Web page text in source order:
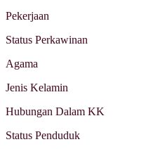
Pekerjaan
Status Perkawinan
Agama
Jenis Kelamin
Hubungan Dalam KK
Status Penduduk